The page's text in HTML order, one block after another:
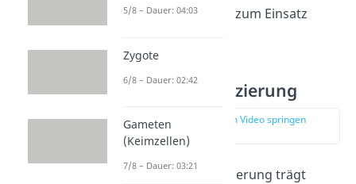
chemischen Stoffen zum Einsatz
Sanger Sequenzierung
zur Stelle im Video springen
Die Sanger Sequenzierung trägt
5/8 – Dauer: 04:03
Zygote
6/8 – Dauer: 02:42
Gameten
(Keimzellen)
7/8 – Dauer: 03:21